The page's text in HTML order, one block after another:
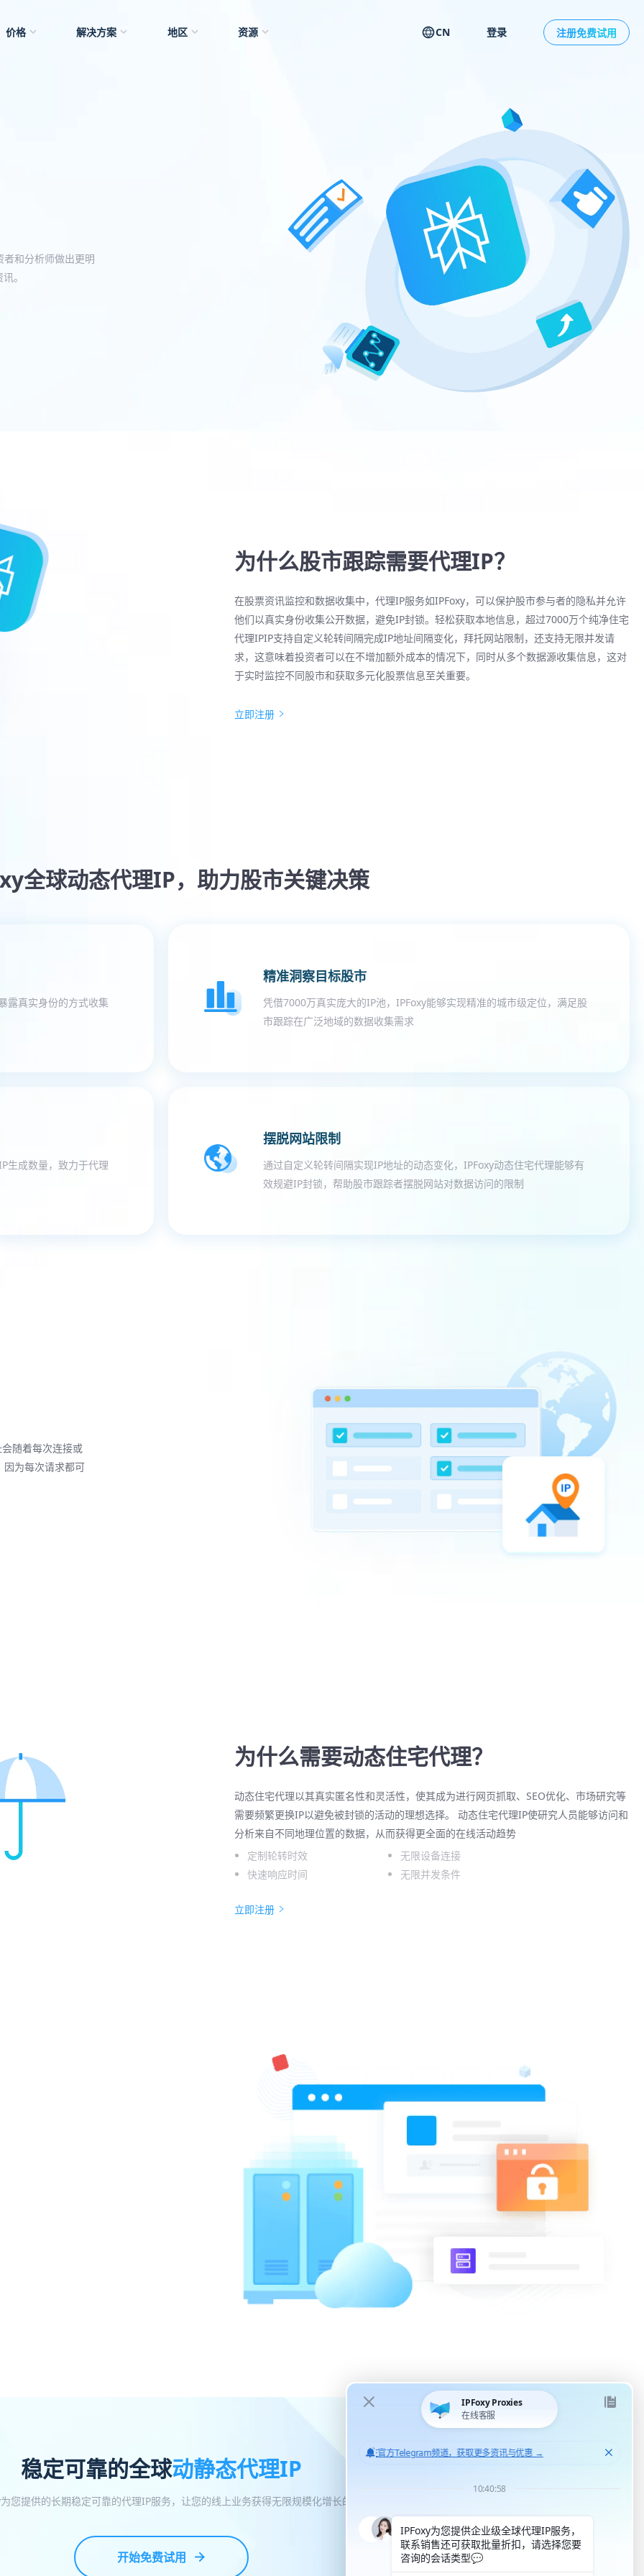
价格 解决方案 地区 资源 CN 登录 注册免费试用
和分析师做出更明
。
为什么股市跟踪需要代理IP？
在股票资讯监控和数据收集中，代理IP服务如IPFoxy，可以保护股市参与者的隐私并允许
他们以真实身份收集公开数据，避免IP封锁。轻松获取本地信息，超过7000万个纯净住宅
代理IPIP支持自定义轮转间隔完成IP地址间隔变化，拜托网站限制，还支持无限并发请
求，这意味着投资者可以在不增加额外成本的情况下，同时从多个数据源收集信息，这对
于实时监控不同股市和获取多元化股票信息至关重要。
立即注册
全球动态代理IP，助力股市关键决策
露真实身份的方式收集
精准洞察目标股市
凭借7000万真实庞大的IP池，IPFoxy能够实现精准的城市级定位，满足股
市跟踪在广泛地域的数据收集需求
生成数量，致力于代理
摆脱网站限制
通过自定义轮转间隔实现IP地址的动态变化，IPFoxy动态住宅代理能够有
效规避IP封锁，帮助股市跟踪者摆脱网站对数据访问的限制
随着每次连接或
因为每次请求都可
为什么需要动态住宅代理？
动态住宅代理以其真实匿名性和灵活性，使其成为进行网页抓取、SEO优化、市场研究等
需要频繁更换IP以避免被封锁的活动的理想选择。 动态住宅代理IP使研究人员能够访问和
分析来自不同地理位置的数据，从而获得更全面的在线活动趋势
定制轮转时效
无限设备连接
快速响应时间
无限并发条件
立即注册
稳定可靠的全球动静态代理IP
您提供的长期稳定可靠的代理IP服务，让您的线上业务获得无限规模化增长的机会
开始免费试用